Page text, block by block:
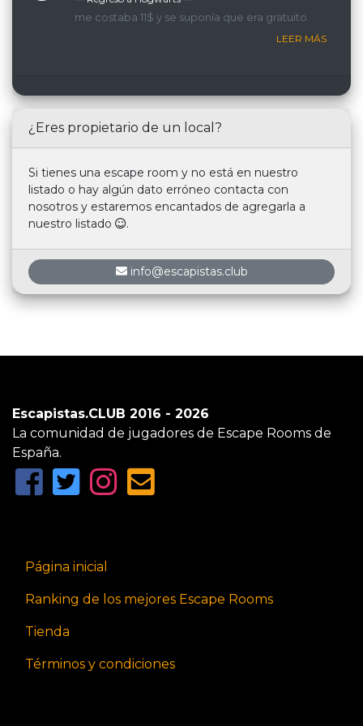
me costaba 11$ y se suponía que era gratuito
LEER MÁS
¿Eres propietario de un local?
Si tienes una escape room y no está en nuestro
listado o hay algún dato erróneo contacta con
nosotros y estaremos encantados de agregarla a
nuestro listado
.
info@escapistas.club
Escapistas.CLUB 2016 - 2026
La comunidad de jugadores de Escape Rooms de
España.
Página inicial
Ranking de los mejores Escape Rooms
Tienda
Términos y condiciones